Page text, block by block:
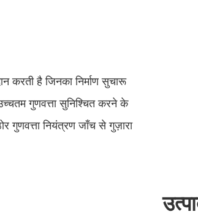
करती है जिनका निर्माण सुचारू
गुणवत्ता सुनिश्चित करने के
गुणवत्ता नियंत्रण जाँच से गुज़ारा